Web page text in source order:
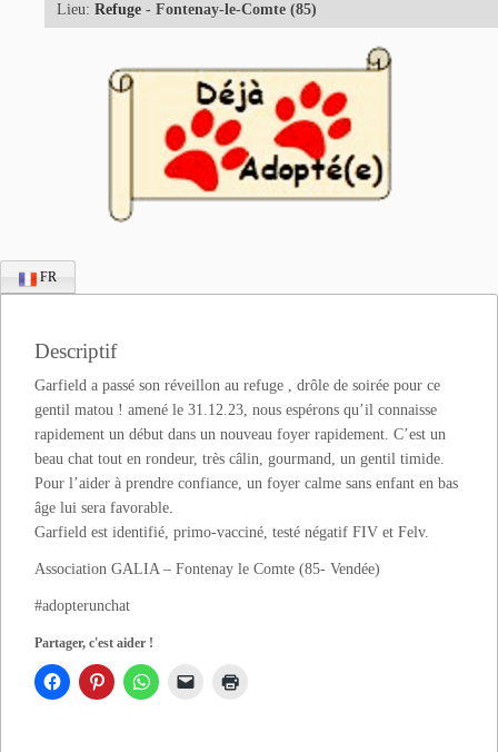
Lieu: Refuge - Fontenay-le-Comte (85)
FR
Descriptif
Garfield a passé son réveillon au refuge , drôle de soirée pour ce
gentil matou ! amené le 31.12.23, nous espérons qu’il connaisse
rapidement un début dans un nouveau foyer rapidement. C’est un
beau chat tout en rondeur, très câlin, gourmand, un gentil timide.
Pour l’aider à prendre confiance, un foyer calme sans enfant en bas
âge lui sera favorable.
Garfield est identifié, primo-vacciné, testé négatif FIV et Felv.
Association GALIA – Fontenay le Comte (85- Vendée)
#adopterunchat
Partager, c'est aider !